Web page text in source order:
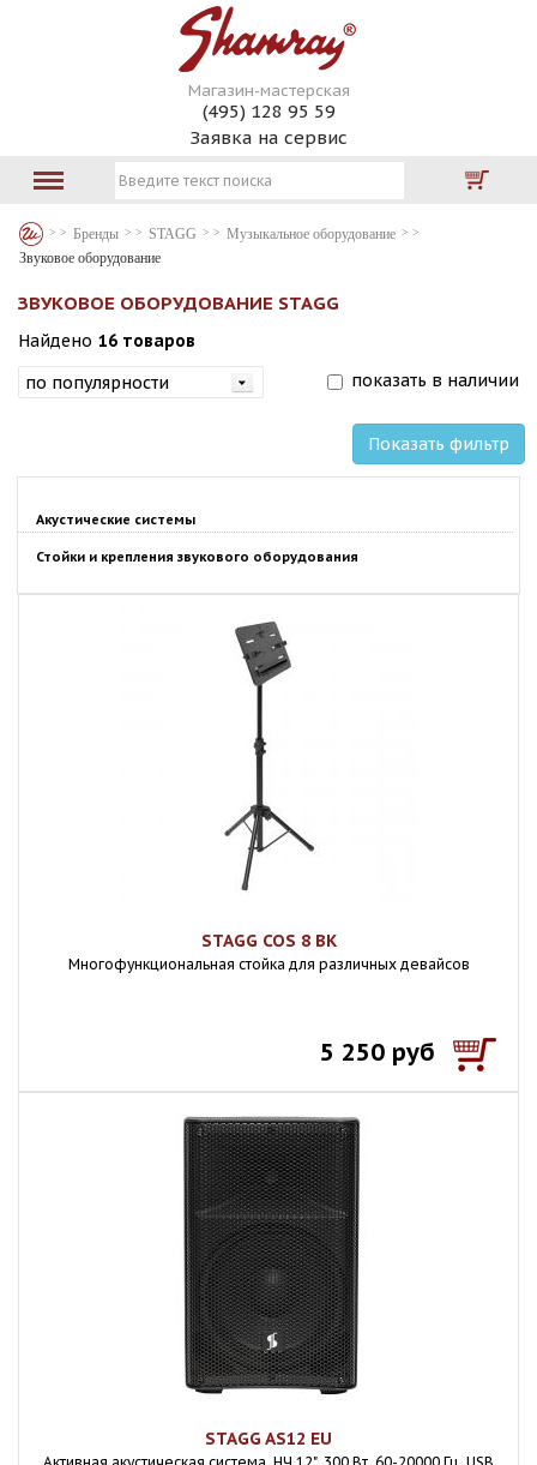
Магазин-мастерская
(495) 128 95 59
Заявка на сервис
Бренды STAGG
Музыкальное оборудование
Звуковое оборудование
ЗВУКОВОЕ ОБОРУДОВАНИЕ STAGG
Найдено 16 товаров
показать в наличии
Показать фильтр
Акустические системы
Стойки и крепления звукового оборудования
STAGG COS 8 BK
Многофункциональная стойка для различных девайсов
5 250 руб
STAGG AS12 EU